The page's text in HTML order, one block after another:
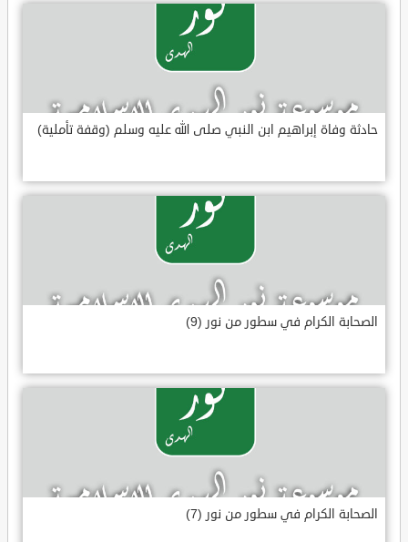
حادثة وفاة إبراهيم ابن النبي صلى الله عليه وسلم (وقفة تأملية)
الصحابة الكرام في سطور من نور (9)
الصحابة الكرام في سطور من نور (7)